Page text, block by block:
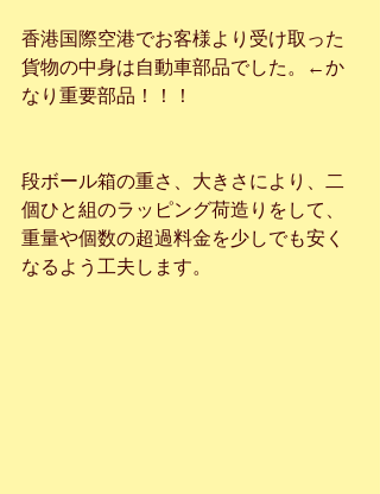
香港国際空港でお客様より受け取った
貨物の中身は自動車部品でした。←か
なり重要部品！！！
段ボール箱の重さ、大きさにより、二
個ひと組のラッピング荷造りをして、
重量や個数の超過料金を少しでも安く
なるよう工夫します。